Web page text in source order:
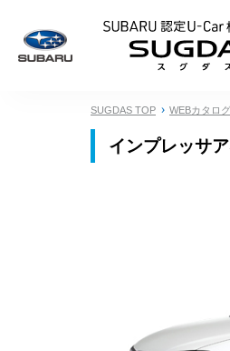
SUGDAS TOP WEBカタログ
インプレッサ